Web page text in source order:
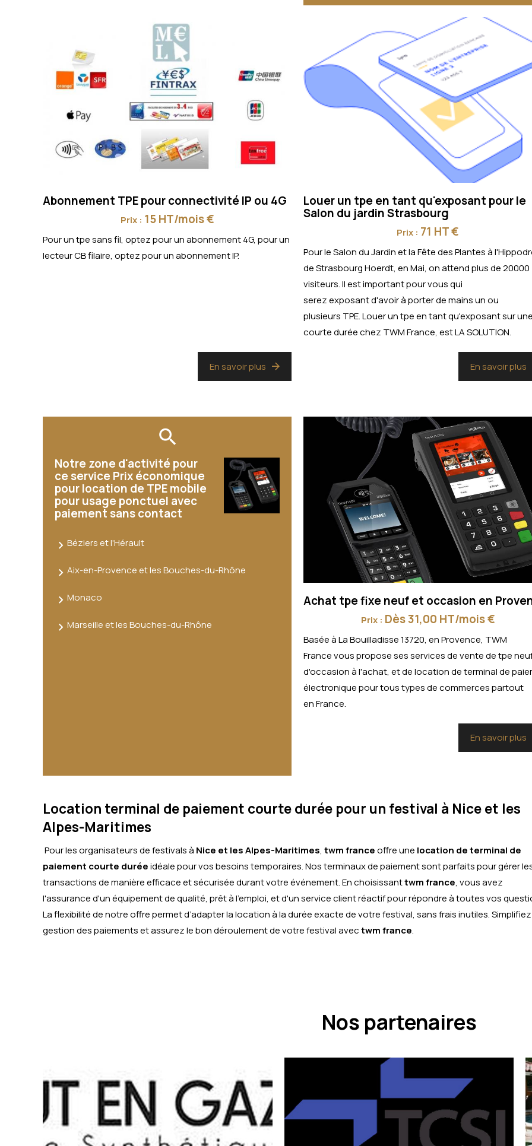
Abonnement TPE pour connectivité IP ou 4G
Prix : 15 HT/mois €
Pour un tpe sans fil, optez pour un abonnement 4G, pour un
lecteur CB filaire, optez pour un abonnement IP.
En savoir plus
Louer un tpe en tant qu'exposant pour le
Salon du jardin Strasbourg
Prix : 71 HT €
Pour le Salon du Jardin et la Fête des Plantes à
de Strasbourg Hoerdt, en Mai, on attend plus de 20000
visiteurs. Il est important pour vous qui
serez exposant d'avoir à porter de mains un ou
plusieurs TPE. Louer un tpe en tant qu'exposant sur
courte durée chez TWM France, est LA SOLUTION.
En savoir plus
Notre zone d'activité pour
ce service Prix économique
pour location de TPE mobile
pour usage ponctuel avec
paiement sans contact
Béziers et l'Hérault
Aix-en-Provence et les Bouches-du-Rhône
Monaco
Marseille et les Bouches-du-Rhône
Achat tpe fixe neuf et occasion en
Prix : Dès 31,00 HT/mois €
Basée à La Bouilladisse 13720, en Provence, TWM
France vous propose ses services de vente de tpe
d'occasion à l'achat, et de location de terminal de
électronique pour tous types de commerces partout
en France.
En savoir plus
Location terminal de paiement courte durée pour un festival à Nice et les
Alpes-Maritimes
Pour les organisateurs de festivals à Nice et les Alpes-Maritimes, twm franceoffre une location de terminal de
paiement courte duréeidéale pour vos besoins temporaires. Nos terminaux de paiement sont parfaits pour gérer
transactions de manière efficace et sécurisée durant votre événement. En choisissanttwm france, vous avez
l'assurance d'un équipement de qualité, prêt à l'emploi, et d'un service client réactif pour répondre à toutes vos
La flexibilité de notre offre permet d’adapter la location à la durée exacte de votre festival, sans frais inutiles.
gestion des paiements et assurez le bon déroulement de votre festival avectwm france.
Nos partenaires